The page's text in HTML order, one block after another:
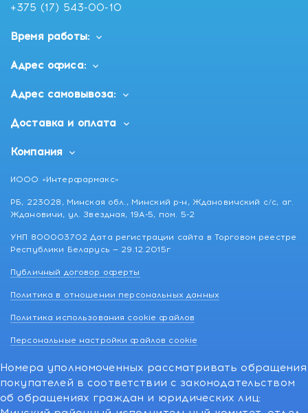
+375 (17) 543-00-10
Время работы:
Адрес офиса:
Адрес самовывоза:
Доставка и оплата
Компания
ИООО «Интерфармакс»
РБ, 223028, Минская обл., Минский р-н, Ждановичский с/с, аг.
Ждановичи, ул. Звездная, 19А-5, пом. 5-2
УНП 800003702 Дата регистрации сайта в Торговом реестре
Республики Беларусь — 29.12.2015г
Публичный договор оферты
Политика в отношении персональных данных
Политика использования cookie файлов
Персональные настройки файлов cookie
Номера уполномоченных рассматривать обращения
покупателей в соответствии с законодательством
об обращениях граждан и юридических лиц: